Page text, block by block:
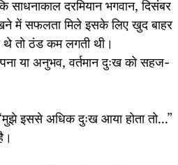
साधनाकाल दरमियान भगवान, दिसंबर
में सफलता मिले इसके लिए खुद बाहर
तो ठंड कम लगती थी।
या अनुभव, वर्तमान दुःख को सहज-
इससे अधिक दुःख आया होता तो...”